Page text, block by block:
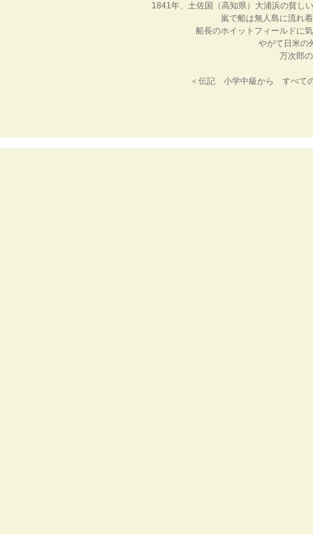
1841年、土佐国（高知県）大浦浜の貧し
嵐で船は無人島に流れ
船長のホイットフィールドに
やがて日米の
万次郎
＜伝記 小学中級から すべて